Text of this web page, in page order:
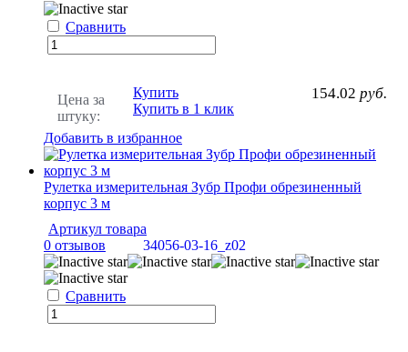
Сравнить
Цена за
штуку:
154.02 руб.
Купить
Купить в 1 клик
Добавить в избранное
Рулетка измерительная Зубр Профи обрезиненный
корпус 3 м
Артикул товара
34056-03-16_z02
0 отзывов
Сравнить